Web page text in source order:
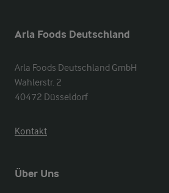
Arla Foods Deutschland
Arla Foods Deutschland GmbH
Wahlerstr. 2
40472 Düsseldorf
Kontakt
Über Uns